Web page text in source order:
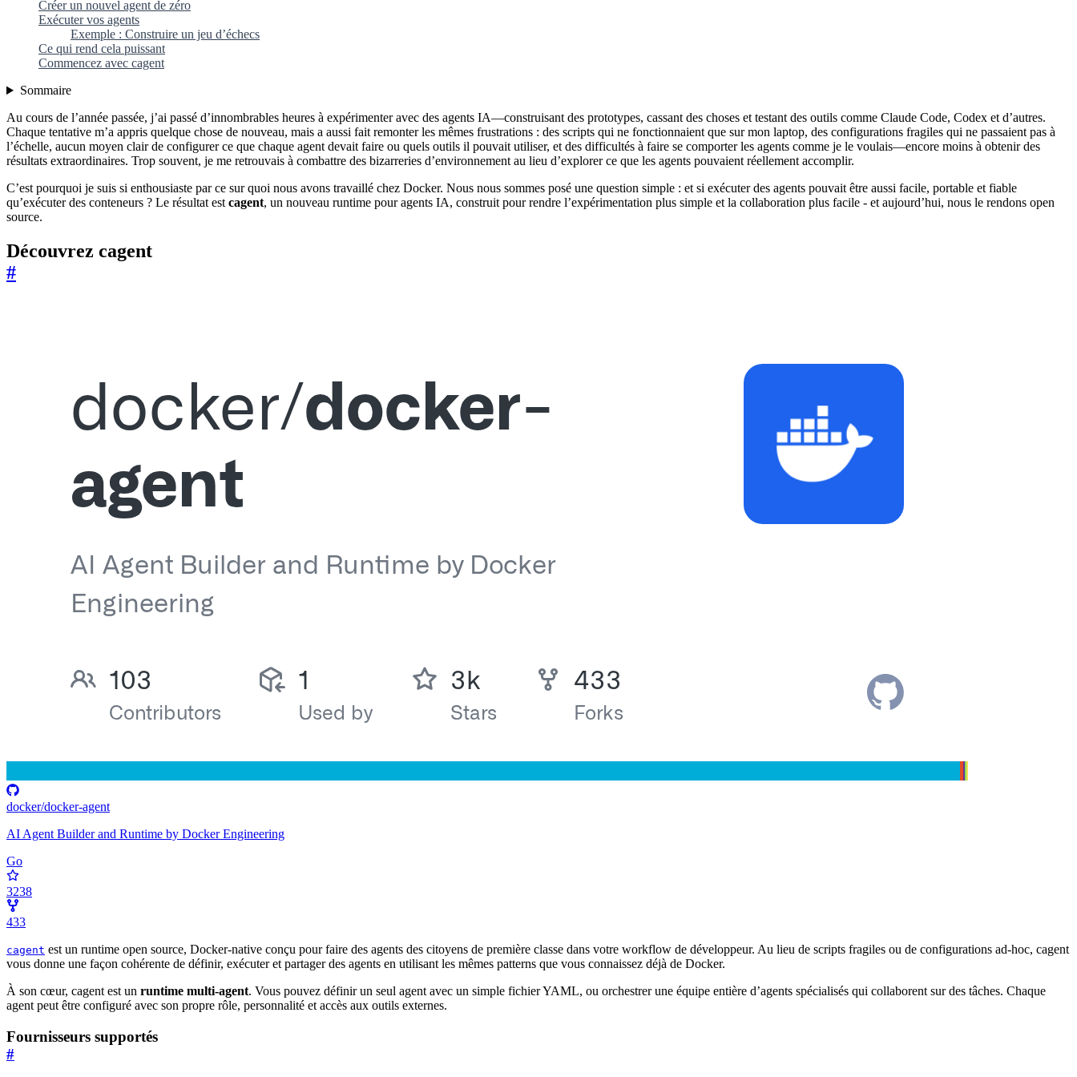
Créer un nouvel agent de zéro
Exécuter vos agents
Exemple : Construire un jeu d’échecs
Ce qui rend cela puissant
Commencez avec cagent
Sommaire
Au cours de l’année passée, j’ai passé d’innombrables heures à expérimenter avec des agents IA—construisant des prototypes, cassant des choses et testant des outils comme Claude Code, Codex et d’autres.
Chaque tentative m’a appris quelque chose de nouveau, mais a aussi fait remonter les mêmes frustrations : des scripts qui ne fonctionnaient que sur mon laptop, des configurations fragiles qui ne passaient pas à
l’échelle, aucun moyen clair de configurer ce que chaque agent devait faire ou quels outils il pouvait utiliser, et des difficultés à faire se comporter les agents comme je le voulais—encore moins à obtenir des
résultats extraordinaires. Trop souvent, je me retrouvais à combattre des bizarreries d’environnement au lieu d’explorer ce que les agents pouvaient réellement accomplir.
C’est pourquoi je suis si enthousiaste par ce sur quoi nous avons travaillé chez Docker. Nous nous sommes posé une question simple : et si exécuter des agents pouvait être aussi facile, portable et fiable
qu’exécuter des conteneurs ? Le résultat est cagent, un nouveau runtime pour agents IA, construit pour rendre l’expérimentation plus simple et la collaboration plus facile - et aujourd’hui, nous le rendons open
source.
Découvrez cagent
#
docker/docker-agent
AI Agent Builder and Runtime by Docker Engineering
Go
3238
433
cagent est un runtime open source, Docker-native conçu pour faire des agents des citoyens de première classe dans votre workflow de développeur. Au lieu de scripts fragiles ou de configurations ad-hoc, cagent
vous donne une façon cohérente de définir, exécuter et partager des agents en utilisant les mêmes patterns que vous connaissez déjà de Docker.
À son cœur, cagent est un runtime multi-agent. Vous pouvez définir un seul agent avec un simple fichier YAML, ou orchestrer une équipe entière d’agents spécialisés qui collaborent sur des tâches. Chaque
agent peut être configuré avec son propre rôle, personnalité et accès aux outils externes.
Fournisseurs supportés
#